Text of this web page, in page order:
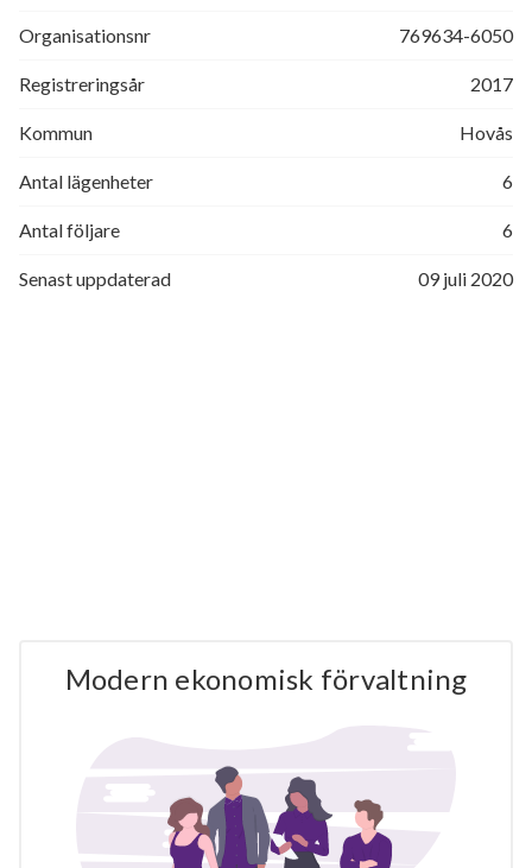
Organisationsnr 769634-6050
Registreringsår 2017
Kommun Hovås
Antal lägenheter 6
Antal följare 6
Senast uppdaterad 09 juli 2020
Modern ekonomisk förvaltning